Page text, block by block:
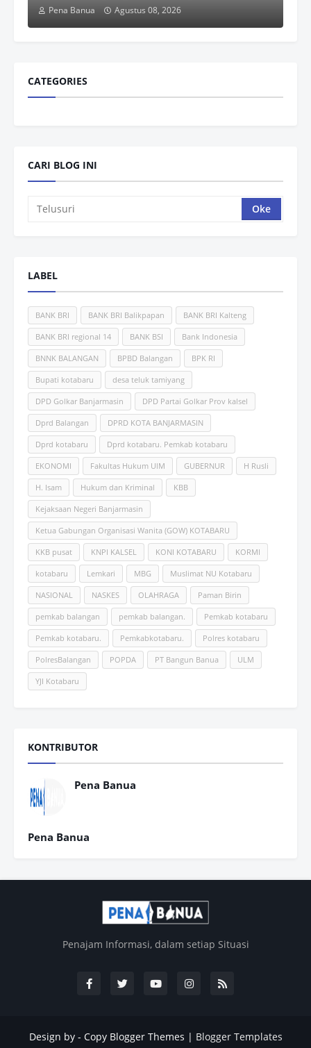
Pena Banua Agustus 08, 2026
CATEGORIES
CARI BLOG INI
LABEL
BANK BRI BANK BRI Balikpapan BANK BRI Kalteng
BANK BRI regional 14 BANK BSI Bank Indonesia
BNNK BALANGAN BPBD Balangan BPK RI
Bupati kotabaru desa teluk tamiyang
DPD Golkar Banjarmasin DPD Partai Golkar Prov kalsel
Dprd Balangan DPRD KOTA BANJARMASIN
Dprd kotabaru Dprd kotabaru. Pemkab kotabaru
EKONOMI Fakultas Hukum UlM GUBERNUR H Rusli
H. Isam Hukum dan Kriminal KBB
Kejaksaan Negeri Banjarmasin
Ketua Gabungan Organisasi Wanita (GOW) KOTABARU
KKB pusat KNPI KALSEL KONI KOTABARU KORMI
kotabaru Lemkari MBG Muslimat NU Kotabaru
NASIONAL NASKES OLAHRAGA Paman Birin
pemkab balangan pemkab balangan. Pemkab kotabaru
Pemkab kotabaru. Pemkabkotabaru. Polres kotabaru
PolresBalangan POPDA PT Bangun Banua ULM
YJI Kotabaru
KONTRIBUTOR
Pena Banua
Pena Banua
Penajam Informasi, dalam setiap Situasi
Design by - Copy Blogger Themes | Blogger Templates